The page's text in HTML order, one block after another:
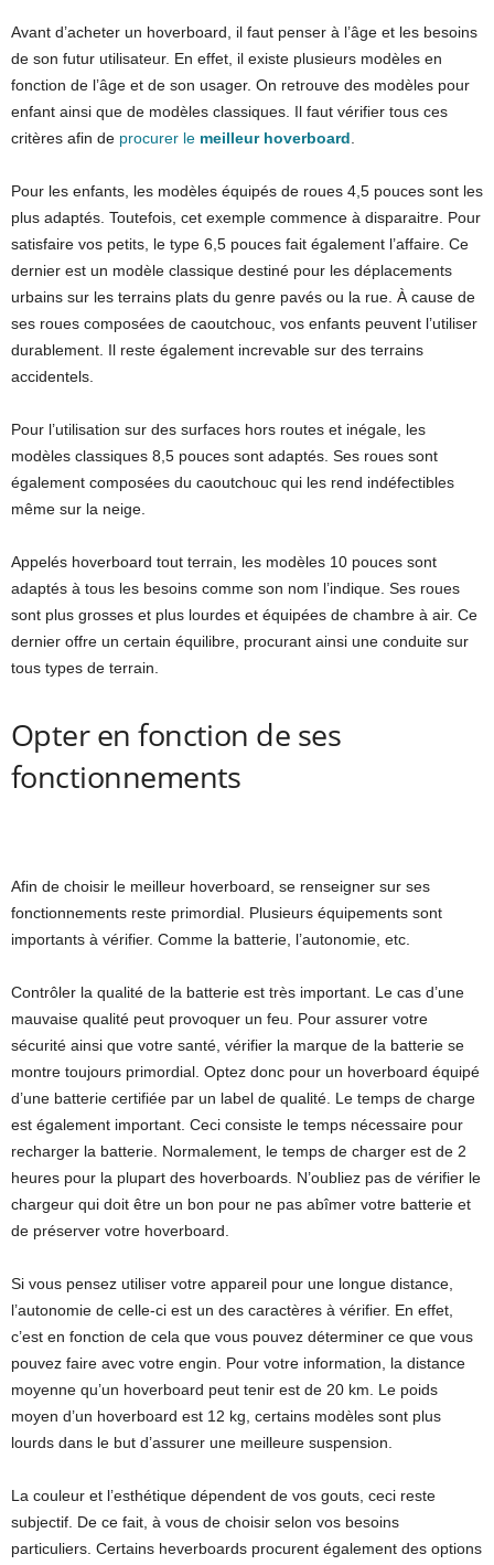
Avant d’acheter un hoverboard, il faut penser à l’âge et les besoins
de son futur utilisateur. En effet, il existe plusieurs modèles en
fonction de l’âge et de son usager. On retrouve des modèles pour
enfant ainsi que de modèles classiques. Il faut vérifier tous ces
critères afin de procurer le meilleur hoverboard
Pour les enfants, les modèles équipés de roues 4,5 pouces sont les
plus adaptés. Toutefois, cet exemple commence à disparaitre. Pour
satisfaire vos petits, le type 6,5 pouces fait également l’affaire. Ce
dernier est un modèle classique destiné pour les déplacements
urbains sur les terrains plats du genre pavés ou la rue. À cause de
ses roues composées de caoutchouc, vos enfants peuvent l’utiliser
durablement. Il reste également increvable sur des terrains
accidentels.
Pour l’utilisation sur des surfaces hors routes et inégale, les
modèles classiques 8,5 pouces sont adaptés. Ses roues sont
également composées du caoutchouc qui les rend indéfectibles
même sur la neige.
Appelés hoverboard tout terrain, les modèles 10 pouces sont
adaptés à tous les besoins comme son nom l’indique. Ses roues
sont plus grosses et plus lourdes et équipées de chambre à air. Ce
dernier offre un certain équilibre, procurant ainsi une conduite sur
tous types de terrain.
Opter en fonction de ses
fonctionnements
Afin de choisir le meilleur hoverboard, se renseigner sur ses
fonctionnements reste primordial. Plusieurs équipements sont
importants à vérifier. Comme la batterie, l’autonomie, etc.
Contrôler la qualité de la batterie est très important. Le cas d’une
mauvaise qualité peut provoquer un feu. Pour assurer votre
sécurité ainsi que votre santé, vérifier la marque de la batterie se
montre toujours primordial. Optez donc pour un hoverboard équipé
d’une batterie certifiée par un label de qualité. Le temps de charge
est également important. Ceci consiste le temps nécessaire pour
recharger la batterie. Normalement, le temps de charger est de 2
heures pour la plupart des hoverboards. N’oubliez pas de vérifier le
chargeur qui doit être un bon pour ne pas abîmer votre batterie et
de préserver votre hoverboard.
Si vous pensez utiliser votre appareil pour une longue distance,
l’autonomie de celle-ci est un des caractères à vérifier. En effet,
c’est en fonction de cela que vous pouvez déterminer ce que vous
pouvez faire avec votre engin. Pour votre information, la distance
moyenne qu’un hoverboard peut tenir est de 20 km. Le poids
moyen d’un hoverboard est 12 kg, certains modèles sont plus
lourds dans le but d’assurer une meilleure suspension.
La couleur et l’esthétique dépendent de vos gouts, ceci reste
subjectif. De ce fait, à vous de choisir selon vos besoins
particuliers. Certains heverboards procurent également des options